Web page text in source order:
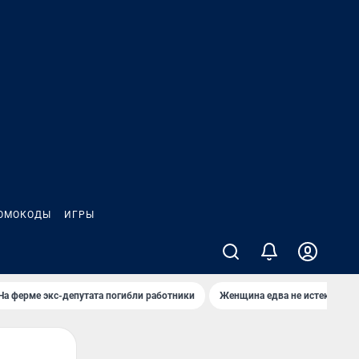
ИГРЫ
ферме экс-депутата погибли работники Женщина едва не истекла